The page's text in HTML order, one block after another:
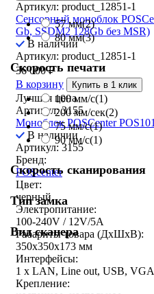
57 мм(2)
80 мм(3)
Скорость печати
100 мм/с(1)
200 мм/сек(2)
75 мм/с(1)
90 мм/с(1)
Скорость сканирования
Тип замка
Вид сканера
Артикул: product_12851-1
Сенсорный моноблок
Gb, SSDM2 128Gb без MSR)
В наличии
Артикул: product_12851-1
36 000₽
В корзину
Купить в 1 клик
Лучшая цена
Артикул: 3155
Моноблок POSCenter
В наличии
Артикул: 3155
Бренд:
POScenter
Цвет:
черный
Электропитание:
100-240V / 12V/5A
Габариты товара (ДxШxВ):
350х350х173 мм
Интерфейсы:
1 x LAN, Line out, USB,
Крепление: